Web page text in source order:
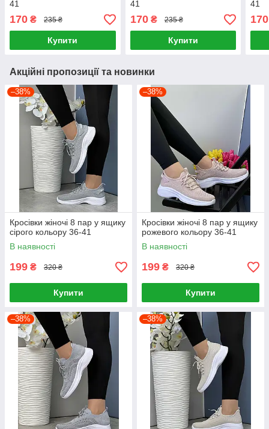
41
170 ₴ 235 ₴
Купити
41
170₴ 235 ₴
Купити
41
170
Акційні пропозиції та новинки
–38%
Кросівки жіночі 8 пар у ящику
сірого кольору 36-41
В наявності
199 ₴ 320 ₴
Купити
–38%
Кросівки жіночі 8 пар у ящику
рожевого кольору 36-41
В наявності
199 ₴ 320 ₴
Купити
–38% –38%